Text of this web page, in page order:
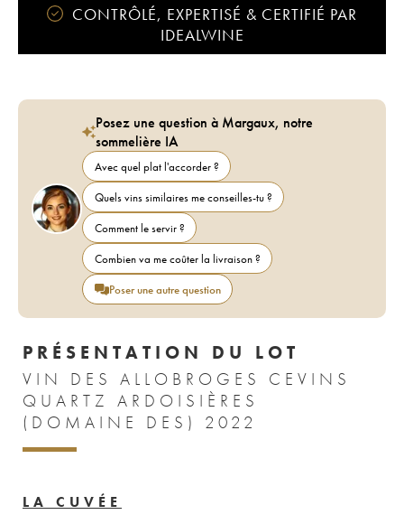
CONTRÔLÉ, EXPERTISÉ & CERTIFIÉ PAR
IDEALWINE
Posez une question à Margaux, notre
sommelière IA
Avec quel plat l'accorder ?
Quels vins similaires me conseilles-tu ?
Comment le servir ?
Combien va me coûter la livraison ?
Poser une autre question
PRÉSENTATION DU LOT
VIN DES ALLOBROGES CEVINS
QUARTZ ARDOISIÈRES
(DOMAINE DES) 2022
LA CUVÉE